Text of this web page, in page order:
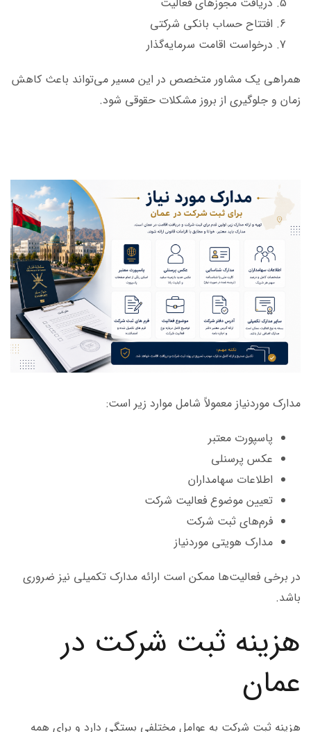
افتتاح حساب بانکی شرکتی
درخواست اقامت سرمایه‌گذار
همراهی یک مشاور متخصص در این مسیر می‌تواند باعث کاهش
زمان و جلوگیری از بروز مشکلات حقوقی شود.
مدارک موردنیاز معمولاً شامل موارد زیر است:
پاسپورت معتبر
عکس پرسنلی
اطلاعات سهامداران
تعیین موضوع فعالیت شرکت
فرم‌های ثبت شرکت
مدارک هویتی موردنیاز
در برخی فعالیت‌ها ممکن است ارائه مدارک تکمیلی نیز ضروری
باشد.
هزینه ثبت شرکت در
عمان
هزینه ثبت شرکت به عوامل مختلفی بستگی دارد و برای همه